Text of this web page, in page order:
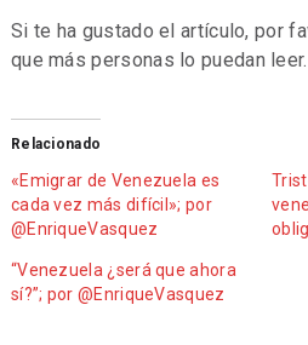
Si te ha gustado el artículo, por
que más personas lo puedan leer.
Relacionado
«Emigrar de Venezuela es
cada vez más difícil»; por
@EnriqueVasquez
“Venezuela ¿será que ahora
sí?”; por @EnriqueVasquez